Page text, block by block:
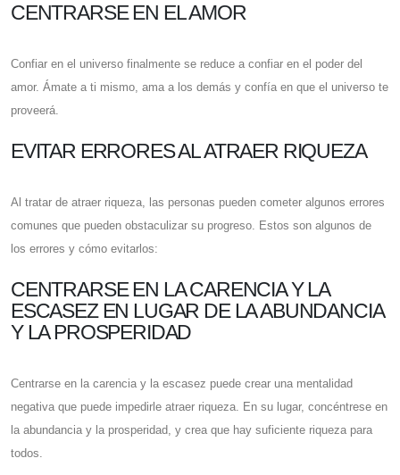
CENTRARSE EN EL AMOR
Confiar en el universo finalmente se reduce a confiar en el poder del
amor. Ámate a ti mismo, ama a los demás y confía en que el universo te
proveerá.
EVITAR ERRORES AL ATRAER RIQUEZA
Al tratar de atraer riqueza, las personas pueden cometer algunos errores
comunes que pueden obstaculizar su progreso. Estos son algunos de
los errores y cómo evitarlos:
CENTRARSE EN LA CARENCIA Y LA
ESCASEZ EN LUGAR DE LA ABUNDANCIA
Y LA PROSPERIDAD
Centrarse en la carencia y la escasez puede crear una mentalidad
negativa que puede impedirle atraer riqueza. En su lugar, concéntrese en
la abundancia y la prosperidad, y crea que hay suficiente riqueza para
todos.